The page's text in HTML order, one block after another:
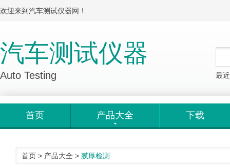
欢迎来到汽车测试仪器网！
汽车测试仪器
Auto Testing 最
首页 产品大全 下载
首页 > 产品大全 > 膜厚检测